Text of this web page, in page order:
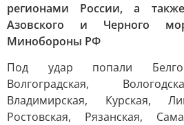
регионами России, а
Азовского и Черного
Минобороны РФ
Под удар попали
Волгоградская,
Владимирская, Курская,
Ростовская, Рязанская,